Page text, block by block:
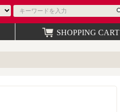
SHOPPING CART